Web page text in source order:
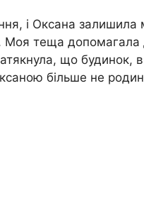
і Оксана залишила
Моя теща допомагала
що будинок,
більше не